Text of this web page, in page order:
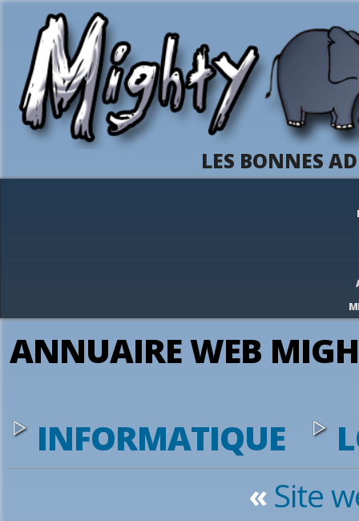
LES BONNES
ANNUAIRE WEB
INFORMATIQUE
«Site